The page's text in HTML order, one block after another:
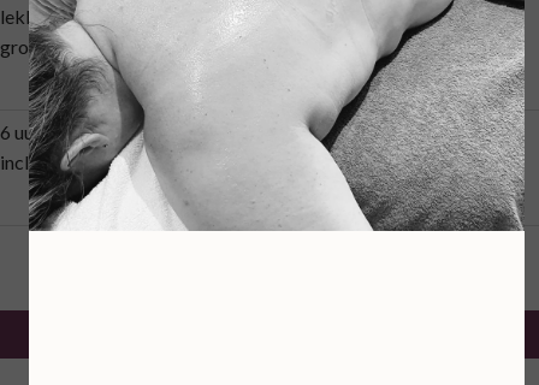
lekkernijen en een afscheidsdrankje ( privé voor uw
groep)
€ 39,50
180 min
6 uur sauna's boven( vanaf 2 pers, per persoon)
inclusief lunch en Rasul
360 min